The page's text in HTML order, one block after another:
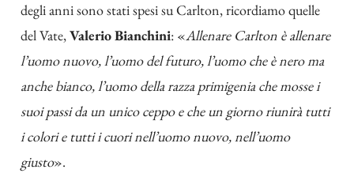
degli anni sono stati spesi su Carlton, ricordiamo quelle
del Vate,Valerio Bianchini: «Allenare Carlton è allenare
l’uomo nuovo, l’uomo del futuro, l’uomo che è nero ma
anche bianco, l’uomo della razza primigenia che mosse i
suoi passi da un unico ceppo e che un giorno riunirà tutti
i colori e tutti i cuori nell’uomo nuovo, nell’uomo
giusto».